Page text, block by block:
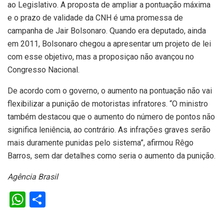
ao Legislativo. A proposta de ampliar a pontuação máxima
e o prazo de validade da CNH é uma promessa de
campanha de Jair Bolsonaro. Quando era deputado, ainda
em 2011, Bolsonaro chegou a apresentar um projeto de lei
com esse objetivo, mas a proposiçao não avançou no
Congresso Nacional.
De acordo com o governo, o aumento na pontuação não vai
flexibilizar a punição de motoristas infratores. “O ministro
também destacou que o aumento do número de pontos não
significa leniência, ao contrário. As infrações graves serão
mais duramente punidas pelo sistema”, afirmou Rêgo
Barros, sem dar detalhes como seria o aumento da punição.
Agência Brasil
W